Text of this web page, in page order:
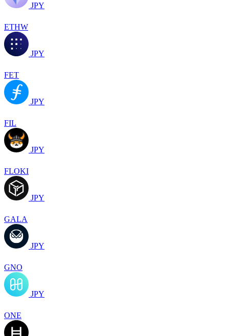
JPY
ETHW
JPY
FET
JPY
FIL
JPY
FLOKI
JPY
GALA
JPY
GNO
JPY
ONE